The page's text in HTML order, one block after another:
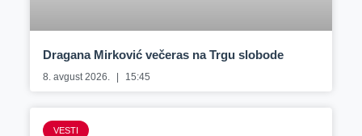
Dragana Mirković večeras na Trgu slobode
8. avgust 2026. 15:45
VESTI